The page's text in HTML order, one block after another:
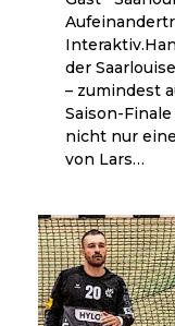
der
– zumindest
Saison-
nicht nur
von Lars…